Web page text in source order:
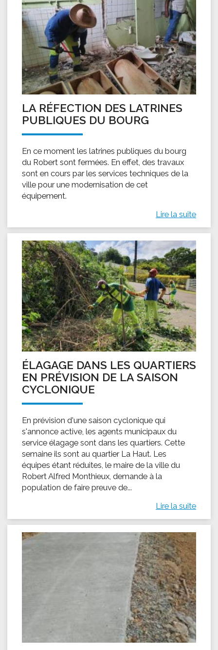
LA RÉFECTION DES LATRINES
PUBLIQUES DU BOURG
En ce moment les latrines publiques du bourg
du Robert sont fermées. En effet, des travaux
sont en cours par les services techniques de la
ville pour une modernisation de cet
équipement.
Lire la suite
ÉLAGAGE DANS LES QUARTIERS
EN PRÉVISION DE LA SAISON
CYCLONIQUE
En prévision d'une saison cyclonique qui
s'annonce active, les agents municipaux du
service élagage sont dans les quartiers. Cette
semaine ils sont au quartier La Haut. Les
équipes étant réduites, le maire de la ville du
Robert Alfred Monthieux, demande à la
population de faire preuve de...
Lire la suite